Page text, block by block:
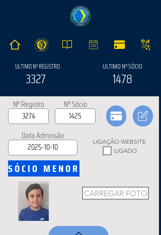
ULTIMO Nº REGISTRO
3327
ULTIMO Nº SÓCIO
1478
Nº Registro Nº Sócio
Data Admissão
LIGAÇÃO WEBSITE
LIGADO
SÓCIO MENOR
CARREGAR FOTO